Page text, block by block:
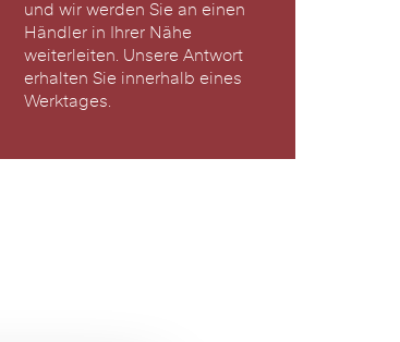
und wir werden Sie an einen
Händler in Ihrer Nähe
weiterleiten. Unsere Antwort
erhalten Sie innerhalb eines
Werktages.